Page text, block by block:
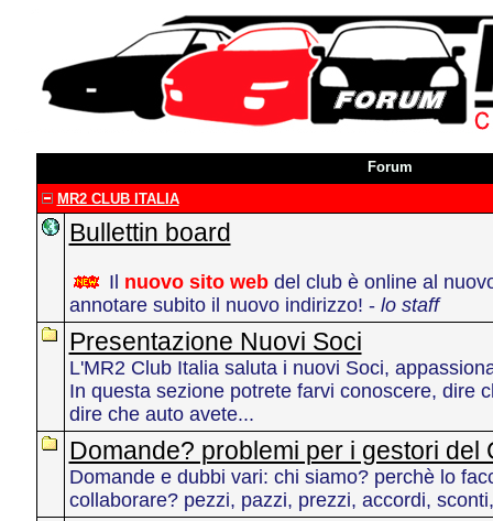
Forum
MR2 CLUB ITALIA
Bullettin board
Il nuovo sito webdel club è online al
annotare subito il nuovo indirizzo! - lo staff
Presentazione Nuovi Soci
L'MR2 Club Italia saluta i nuovi Soci,
In questa sezione potrete farvi conoscere, dire
dire che auto avete...
Domande? problemi per i gestori del
Domande e dubbi vari: chi siamo? perchè lo
collaborare? pezzi, pazzi, prezzi, accordi,